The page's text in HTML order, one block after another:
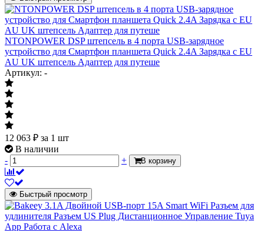
NTONPOWER DSP штепсель в 4 порта USB-зарядное
устройство для Смартфон планшета Quick 2.4A Зарядка с EU
AU UK штепсель Адаптер для путеше
Артикул: -
12 063 ₽ за 1 шт
В наличии
-
+ В корзину
Быстрый просмотр